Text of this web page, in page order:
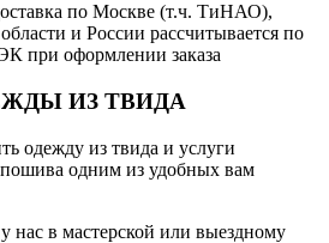
по Москве (т.ч. ТиНАО),
и России рассчитывается по
при оформлении заказа
ИЗ ТВИДА
одежду из твида и услуги
одним из удобных вам
нас в мастерской или выездному